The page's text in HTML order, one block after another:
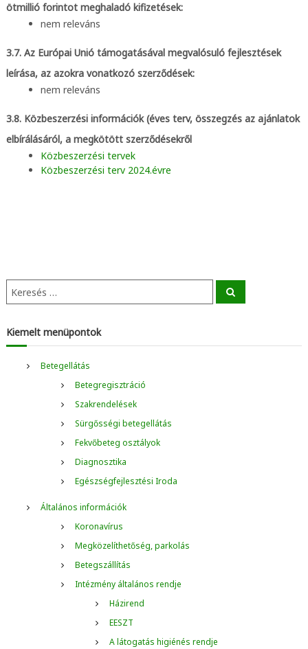
ötmillió forintot meghaladó kifizetések:
nem releváns
3.7. Az Európai Unió támogatásával megvalósuló fejlesztések
leírása, az azokra vonatkozó szerződések:
nem releváns
3.8. Közbeszerzési információk (éves terv, összegzés az ajánlatok
elbírálásáról, a megkötött szerződésekről
Közbeszerzési tervek
Közbeszerzési terv 2024.évre
e
e
s
S
e
Kiemelt menüpontok
Betegellátás
Betegregisztráció
Szakrendelések
Sürgősségi betegellátás
Fekvőbeteg osztályok
Diagnosztika
Egészségfejlesztési Iroda
Általános információk
Koronavírus
Megközelíthetőség, parkolás
Betegszállítás
Intézmény általános rendje
Házirend
EESZT
A látogatás higiénés rendje